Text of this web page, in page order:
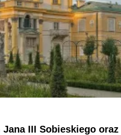
III Sobieskiego oraz